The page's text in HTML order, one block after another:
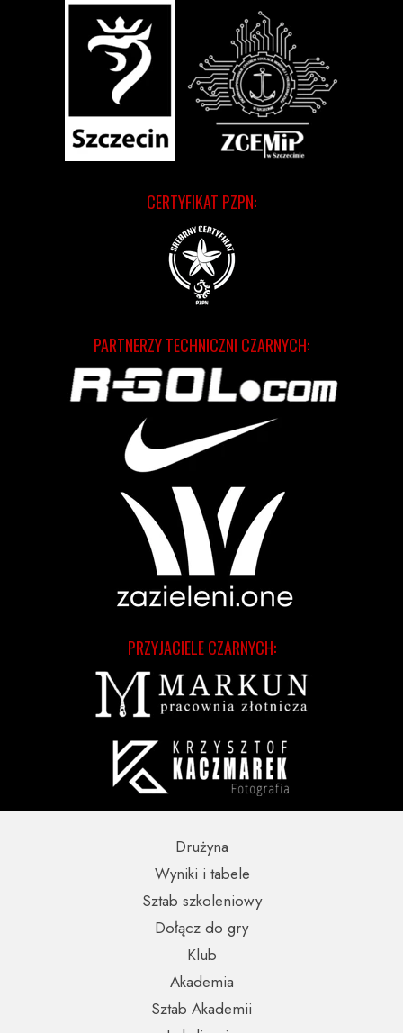
CERTYFIKAT PZPN:
PRZYJACIELE CZARNYCH:
PARTNERZY TECHNICZNI CZARNYCH:
Wyniki i tabele
Sztab szkoleniowy
Sztab Akademii
Dołącz do gry
Drużyna
Akademia
Klub